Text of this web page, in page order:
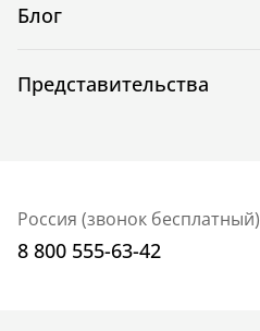
Блог
Представительства
Россия (звонок бесплатный)
8 800 555-63-42